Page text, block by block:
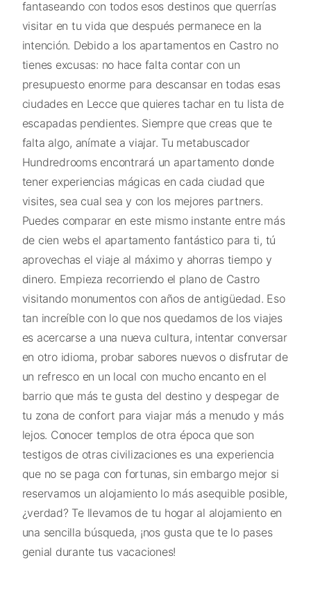
fantaseando con todos esos destinos que querrías
visitar en tu vida que después permanece en la
intención. Debido a los apartamentos en Castro no
tienes excusas: no hace falta contar con un
presupuesto enorme para descansar en todas esas
ciudades en Lecce que quieres tachar en tu lista de
escapadas pendientes. Siempre que creas que te
falta algo, anímate a viajar. Tu metabuscador
Hundredrooms encontrará un apartamento donde
tener experiencias mágicas en cada ciudad que
visites, sea cual sea y con los mejores partners.
Puedes comparar en este mismo instante entre más
de cien webs el apartamento fantástico para ti, tú
aprovechas el viaje al máximo y ahorras tiempo y
dinero. Empieza recorriendo el plano de Castro
visitando monumentos con años de antigüedad. Eso
tan increíble con lo que nos quedamos de los viajes
es acercarse a una nueva cultura, intentar conversar
en otro idioma, probar sabores nuevos o disfrutar de
un refresco en un local con mucho encanto en el
barrio que más te gusta del destino y despegar de
tu zona de confort para viajar más a menudo y más
lejos. Conocer templos de otra época que son
testigos de otras civilizaciones es una experiencia
que no se paga con fortunas, sin embargo mejor si
reservamos un alojamiento lo más asequible posible,
¿verdad? Te llevamos de tu hogar al alojamiento en
una sencilla búsqueda, ¡nos gusta que te lo pases
genial durante tus vacaciones!